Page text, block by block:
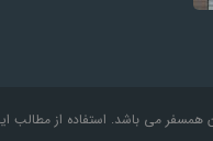
همسفر می باشد. استفاده از مطالب